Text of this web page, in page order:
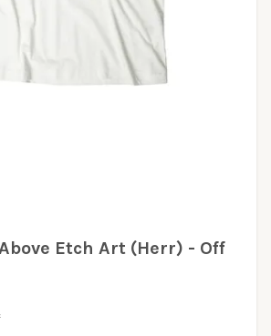
Etch Art (Herr) - Off